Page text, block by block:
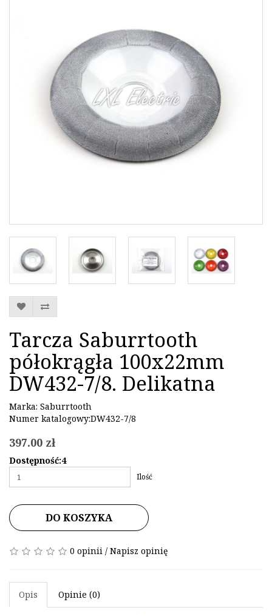
Tarcza Saburrtooth
półokrągła 100x22mm
DW432-7/8. Delikatna
Marka: Saburrtooth
Numer katalogowy:DW432-7/8
397.00 zł
Dostępność:4
Ilość
DO KOSZYKA
0 opinii / Napisz opinię
Opis Opinie (0)